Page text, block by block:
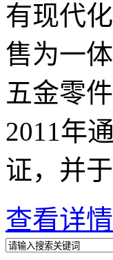
有现代
售为一
五金零
2011年
证，并
查看详情